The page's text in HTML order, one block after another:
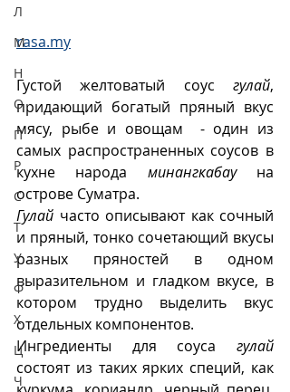
Л
М
Н
О
П
Р
С
Т
У
Ф
Х
Ц
Ч
rasa.my
Густой желтоватый соус гулай,
придающий богатый пряный вкус
мясу, рыбе и овощам  - один из
самых распространенных соусов в
кухне народа минангкабау на
острове Суматра.
Гулай часто описывают как сочный
и пряный, тонко сочетающий вкусы
разных пряностей в одном
выразительном и гладком вкусе, в
котором трудно выделить вкус
отдельных компонентов.
Ингредиенты для соуса гулай
состоят из таких ярких специй, как